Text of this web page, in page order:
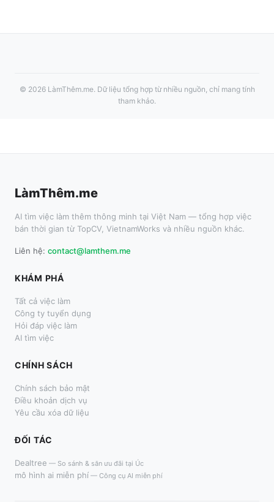
© 2026 LàmThêm.me. Dữ liệu tổng hợp từ nhiều nguồn, chỉ mang tính
tham khảo.
LàmThêm.me
AI tìm việc làm thêm thông minh tại Việt Nam — tổng hợp việc
bán thời gian từ TopCV, VietnamWorks và nhiều nguồn khác.
Liên hệ: contact@lamthem.me
KHÁM PHÁ
Tất cả việc làm
Công ty tuyển dụng
Hỏi đáp việc làm
AI tìm việc
CHÍNH SÁCH
Chính sách bảo mật
Điều khoản dịch vụ
Yêu cầu xóa dữ liệu
ĐỐI TÁC
Dealtree — So sánh & săn ưu đãi tại Úc
mô hình ai miễn phí — Công cụ AI miễn phí